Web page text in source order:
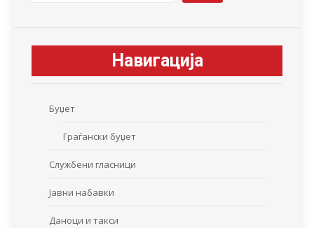
Навигација
Буџет
Граѓански буџет
Службени гласници
Јавни набавки
Даноци и такси